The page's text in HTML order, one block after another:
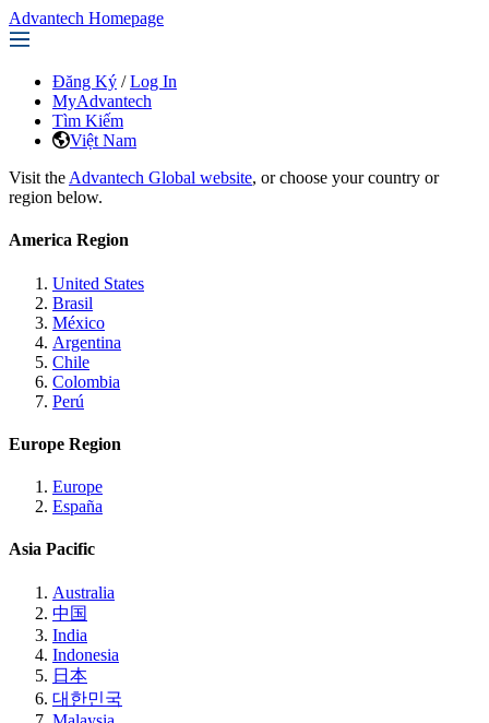
Advantech Homepage
Đăng Ký / Log In
MyAdvantech
Tìm Kiếm
Việt Nam
Visit the Advantech Global website, or choose your country or
region below.
America Region
United States
Brasil
México
Argentina
Chile
Colombia
Perú
Europe Region
Europe
España
Asia Pacific
Australia
中国
India
Indonesia
日本
대한민국